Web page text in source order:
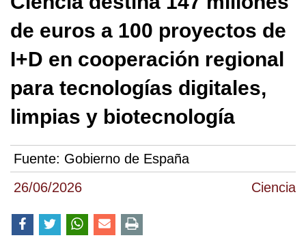
26/06/2026 Ciencia
de euros a 100 proyectos de
I+D en cooperación regional
para tecnologías digitales,
limpias y biotecnología
Fuente: Gobierno de España